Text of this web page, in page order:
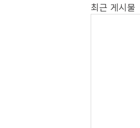
최근 게시물